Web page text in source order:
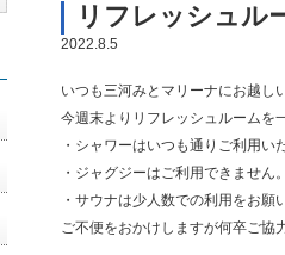
リフレッシュル
2022.8.5
いつも三河みとマリーナにお越し
今週末よりリフレッシュルームを
・シャワーはいつも通りご利用い
・ジャグジーはご利用できません
・サウナは少人数での利用をお願
ご不便をおかけしますが何卒ご協